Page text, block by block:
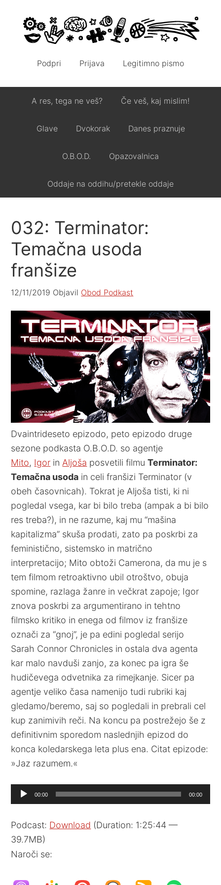
Podpri Prijava Legitimno pismo
A res, tega ne veš? Če veš, kaj mislim!
Glave Dvokorak Danes praznuje
O.B.O.D. Opazovalnica
Oddaje na oddihu/pretekle oddaje
032: Terminator:
Temačna usoda
franšize
12/11/2019 Objavil Obod Podkast
Dvaintrideseto epizodo, peto epizodo druge
sezone podkasta O.B.O.D. so agentje
Mito, Igor in Aljoša posvetili filmuTerminator:
Temačna usoda in celi franšizi Terminator (v
obeh časovnicah). Tokrat je Aljoša tisti, ki ni
pogledal vsega, kar bi bilo treba (ampak a bi bilo
res treba?), in ne razume, kaj mu “mašina
kapitalizma” skuša prodati, zato pa poskrbi za
feministično, sistemsko in matrično
interpretacijo; Mito obtoži Camerona, da mu je s
tem filmom retroaktivno ubil otroštvo, obuja
spomine, razlaga žanre in večkrat zapoje; Igor
znova poskrbi za argumentirano in tehtno
filmsko kritiko in enega od filmov iz franšize
označi za “gnoj”, je pa edini pogledal serijo
Sarah Connor Chronicles in ostala dva agenta
kar malo navduši zanjo, za konec pa igra še
hudičevega odvetnika za rimejkanje. Sicer pa
agentje veliko časa namenijo tudi rubriki kaj
gledamo/beremo, saj so pogledali in prebrali cel
kup zanimivih reči. Na koncu pa postrežejo še z
definitivnim sporedom naslednjih epizod do
konca koledarskega leta plus ena. Citat epizode:
»Jaz razumem.«
Audio
Player
00:00 00:00
Podcast: Download (Duration: 1:25:44 —
39.7MB)
Naroči se: